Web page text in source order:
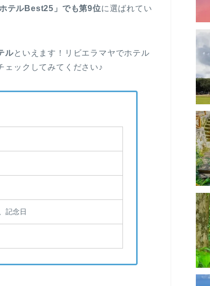
ホテルBest25」でも第9位に選ばれてい
ルといえます！リビエラマヤでホテル
ェックしてみてください♪
記念日